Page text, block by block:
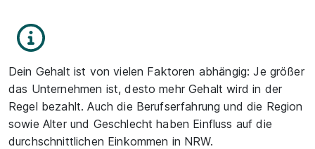
Dein Gehalt ist von vielen Faktoren abhängig: Je größer
das Unternehmen ist, desto mehr Gehalt wird in der
Regel bezahlt. Auch die Berufserfahrung und die Region
sowie Alter und Geschlecht haben Einfluss auf die
durchschnittlichen Einkommen in NRW.